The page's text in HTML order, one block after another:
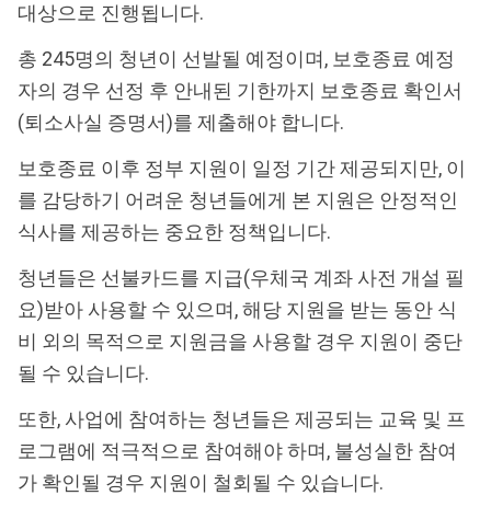
대상으로 진행됩니다.
총 245명의 청년이 선발될 예정이며, 보호종료 예정
자의 경우 선정 후 안내된 기한까지 보호종료 확인서
(퇴소사실 증명서)를 제출해야 합니다.
보호종료 이후 정부 지원이 일정 기간 제공되지만, 이
를 감당하기 어려운 청년들에게 본 지원은 안정적인
식사를 제공하는 중요한 정책입니다.
청년들은 선불카드를 지급(우체국 계좌 사전 개설 필
요)받아 사용할 수 있으며, 해당 지원을 받는 동안 식
비 외의 목적으로 지원금을 사용할 경우 지원이 중단
될 수 있습니다.
또한, 사업에 참여하는 청년들은 제공되는 교육 및 프
로그램에 적극적으로 참여해야 하며, 불성실한 참여
가 확인될 경우 지원이 철회될 수 있습니다.